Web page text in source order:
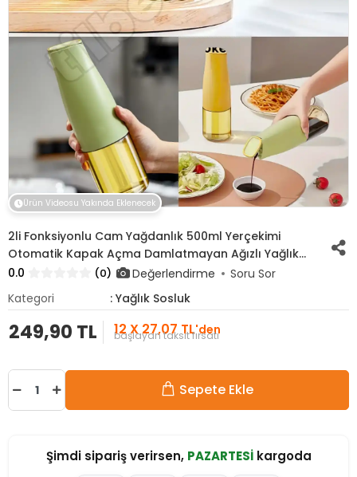
Ürün Videosu Yakında Eklenecek
2li Fonksiyonlu Cam Yağdanlık 500ml Yerçekimi
Otomatik Kapak Açma Damlatmayan Ağızlı Yağlık
Sosluk
0.0 (0) Değerlendirme
Soru Sor
Kategori
: Yağlık Sosluk
249,90 TL 12 X 27,07 TL'den
başlayan taksit fırsatı
Sepete Ekle
Şimdi sipariş verirsen, PAZARTESİkargoda